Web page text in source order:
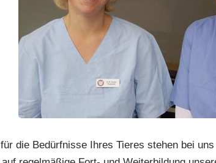
die Bedürfnisse Ihres Tieres stehen bei